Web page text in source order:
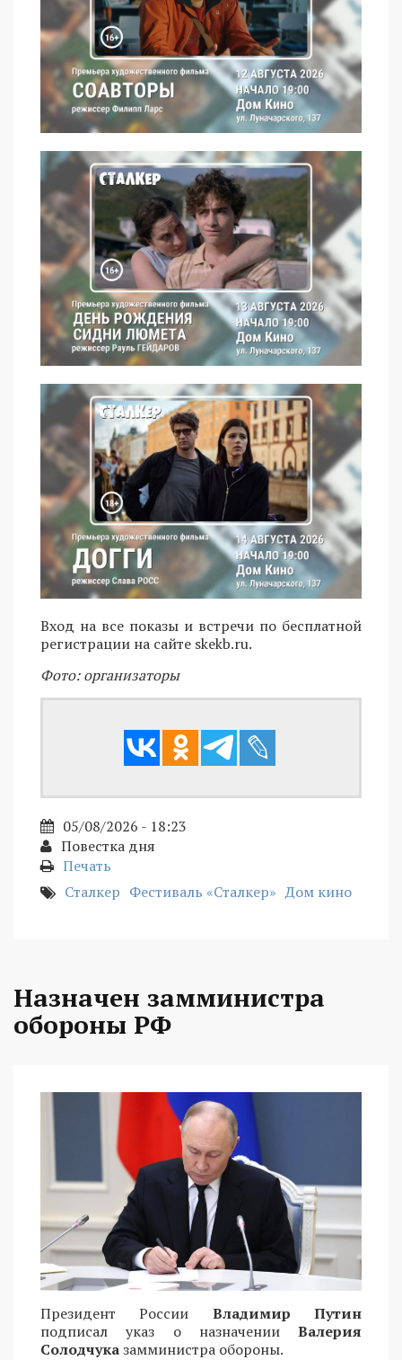
Вход на все показы и встречи по бесплатной
регистрации на сайте skekb.ru.
Фото: организаторы
05/08/2026 - 18:23
Повестка дня
Печать
Сталкер Фестиваль «Сталкер» Дом кино
Назначен замминистра
обороны РФ
Президент России Владимир Путин
подписал указ о назначенииВалерия
Солодчуказамминистра обороны.